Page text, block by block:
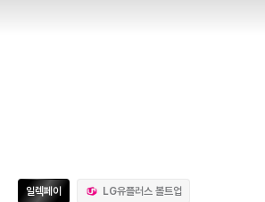
일렉페이 LG유플러스 볼트업